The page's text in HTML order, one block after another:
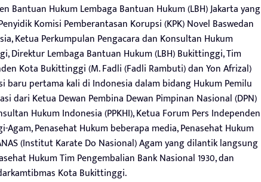
Bantuan Hukum Lembaga Bantuan Hukum (LBH) Jakarta yang
Komisi Pemberantasan Korupsi (KPK) Novel Baswedan
Ketua Perkumpulan Pengacara dan Konsultan Hukum
Direktur Lembaga Bantuan Hukum (LBH) Bukittinggi, Tim
Kota Bukittinggi (M. Fadli (Fadli Rambuti) dan Yon Afrizal)
baru pertama kali di Indonesia dalam bidang Hukum Pemilu
dari Ketua Dewan Pembina Dewan Pimpinan Nasional (DPN)
Hukum Indonesia (PPKHI), Ketua Forum Pers Independen
Penasehat Hukum beberapa media, Penasehat Hukum
(Institut Karate Do Nasional) Agam yang dilantik langsung
Hukum Tim Pengembalian Bank Nasional 1930, dan
Kota Bukittinggi.